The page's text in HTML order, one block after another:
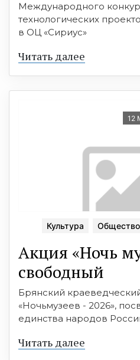
Международного
технологических
в ОЦ «Сириус»
Читать далее
12
Культура Общество
Акция «Ночь
свободный
Брянский
«Ночьмузеев - 2026»,
единства народов
Читать далее